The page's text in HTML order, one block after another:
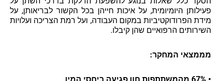
פעילותן היומיומית, על איכות חייהן בכל הקשור לבריאותן, על
מידת הפרודוקטיביות במקום העבודה, ועל רמת הצריכה ועלויות
השירותים הרפואיים שהן קיבלו.
מממצאי המחקר: